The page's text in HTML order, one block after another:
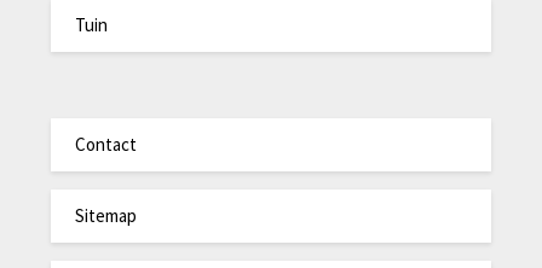
Tuin
Contact
Sitemap